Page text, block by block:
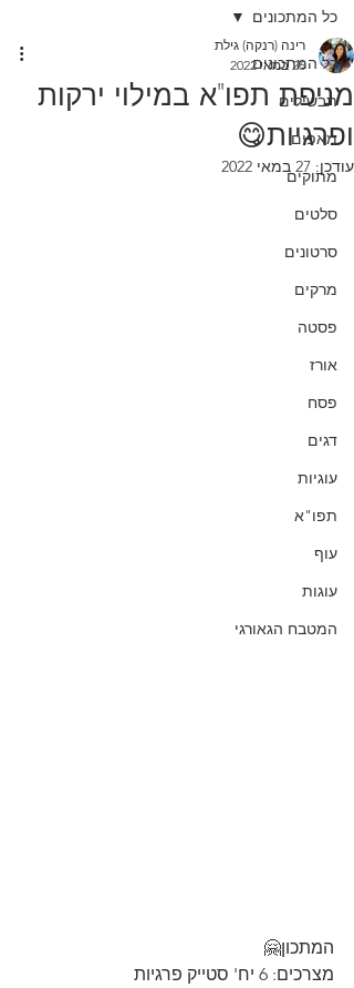
כל המתכונים
תבשילים
מאפים
מתוקים
סלטים
סרטונים
מרקים
פסטה
אורז
פסח
דגים
עוגיות
תפו"א
עוף
עוגות
המטבח הגאורגי
כל המתכונים
מניפת תפו"א במילוי ירקות
ופרגיות😋
רינה (רנקה) גילת
26 במאי 2022
עודכן: 27 במאי 2022
המתכון🤗
מצרכים: 6 יח' סטייק פרגיות